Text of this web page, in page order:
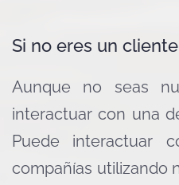
Si no eres un cliente
Aunque no seas
interactuar con una
Puede interactuar
compañías utilizando